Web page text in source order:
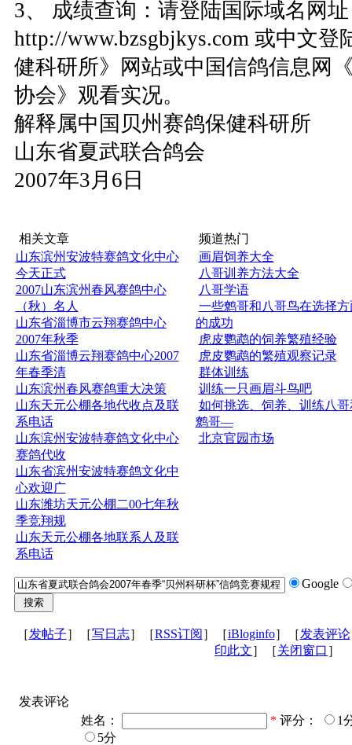
3、 成绩查询：请登陆国际域名网址
http://www.bzsgbjkys.com 或中文登
健科研所》网站或中国信鸽信息网
协会》观看实况。
解释属中国贝州赛鸽保健科研所
山东省夏武联合鸽会
2007年3月6日
相关文章
山东滨州安波特赛鸽文化中心
今天正式
2007山东滨州春风赛鸽中心
（秋）名人
山东省淄博市云翔赛鸽中心
2007年秋季
山东省淄博云翔赛鸽中心2007
年春季清
山东滨州春风赛鸽重大决策
山东天元公棚各地代收点及联
系电话
山东滨州安波特赛鸽文化中心
赛鸽代收
山东省滨州安波特赛鸽文化中
心欢迎广
山东潍坊天元公棚二00七年秋
季竞翔规
山东天元公棚各地联系人及联
系电话
频道热门
画眉饲养大全
八哥训养方法大全
八哥学语
一些鹩哥和八哥鸟在选择方
的成功
虎皮鹦鹉的饲养繁殖经验
虎皮鹦鹉的繁殖观察记录
群体训练
训练一只画眉斗鸟吧
如何挑选、饲养、训练八哥
鹩哥—
北京官园市场
Google
［发帖子］［写日志］［RSS订阅 ］［iBloginfo］［发表评论
印此文］［关闭窗口 ］
发表评论
姓名：
* 评分：
1
5分